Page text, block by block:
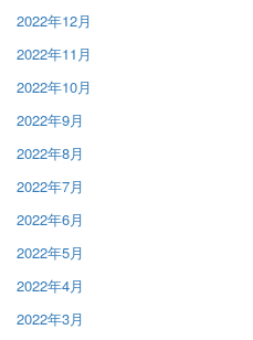
2022年12月
2022年11月
2022年10月
2022年9月
2022年8月
2022年7月
2022年6月
2022年5月
2022年4月
2022年3月